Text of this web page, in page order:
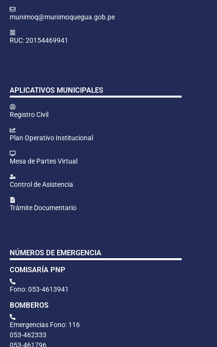
munimoq@munimoquegua.gob.pe
RUC: 20154469941
APLICATIVOS MUNICIPALES
Registro Civil
Plan Operativo Institucional
Mesa de Partes Virtual
Control de Asistencia
Trámite Documentario
NÚMEROS DE EMERGENCIA
COMISARÍA PNP
Fono: 053-4613941
BOMBEROS
Emergencias Fono: 116
053-462333
053-461796